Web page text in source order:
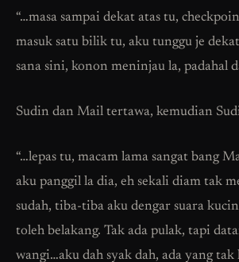
“…masa sampai dekat atas tu,
masuk satu bilik tu, aku tunggu je
sana sini, konon meninjau la, padahal
Sudin dan Mail tertawa, kemudian
“…lepas tu, macam lama sangat bang
aku panggil la dia, eh sekali diam tak
sudah, tiba-tiba aku dengar suara
toleh belakang. Tak ada pulak, tapi
wangi…aku dah syak dah, ada yang tak